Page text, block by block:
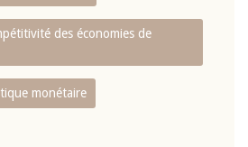
des économies de
monétaire